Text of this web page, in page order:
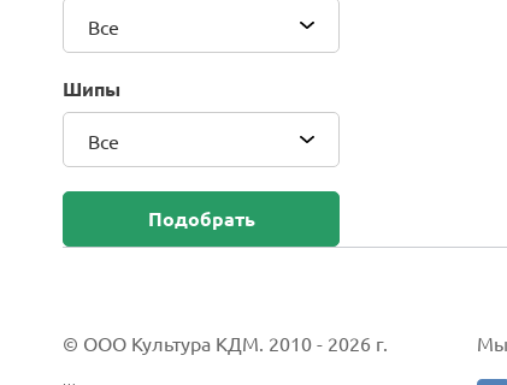
Composit
Continental
Cordiant
CrossWind
Все
Шипы
Все
Подобрать
© ООО Культура КДМ. 2010 - 2026 г. Мы